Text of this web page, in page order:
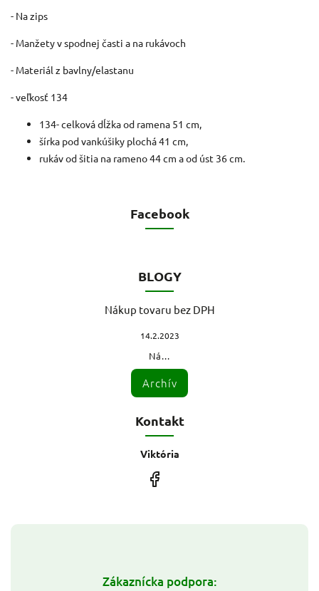
- Na zips
- Manžety v spodnej časti a na rukávoch
- Materiál z bavlny/elastanu
- veľkosť 134
134- celková dĺžka od ramena 51 cm,
šírka pod vankúšiky plochá 41 cm,
rukáv od šitia na rameno 44 cm a od úst 36 cm.
Zákaznícka podpora:
Facebook
BLOGY
Nákup tovaru bez DPH
14.2.2023
Ná...
Archív
Kontakt
Viktória